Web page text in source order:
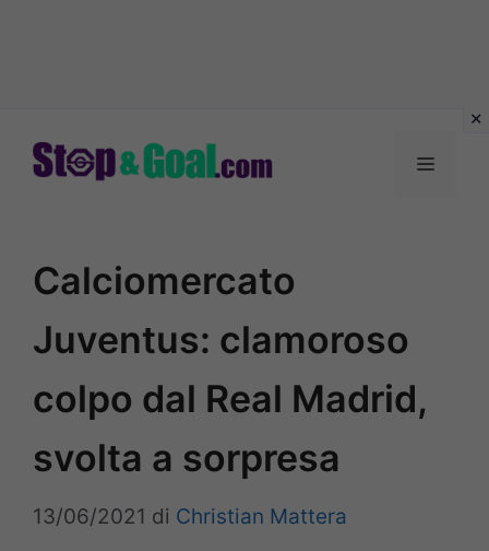
Menu
Calciomercato
Juventus: clamoroso
colpo dal Real Madrid,
svolta a sorpresa
13/06/2021 di Christian Mattera